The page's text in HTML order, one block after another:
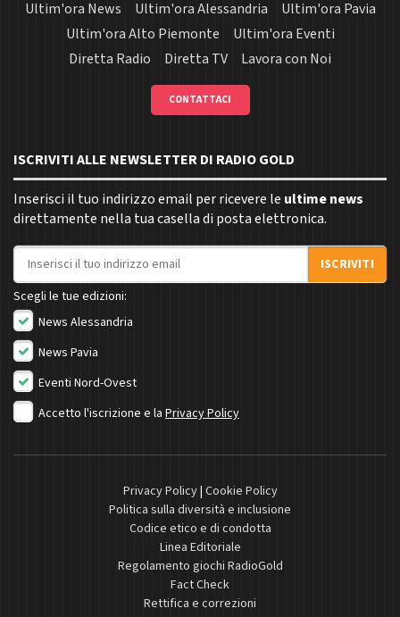
Ultim'ora News
Ultim'ora Alessandria
Ultim'ora Pavia
Ultim'ora Alto Piemonte
Ultim'ora Eventi
Diretta Radio
Diretta TV Lavora con Noi
CONTATTACI
ISCRIVITI ALLE NEWSLETTER DI RADIO GOLD
Inserisci il tuo indirizzo email per ricevere le ultime news
direttamente nella tua casella di posta elettronica.
Indirizzo email
ISCRIVITI
Scegli le tue edizioni:
News Alessandria
News Pavia
Eventi Nord-Ovest
Accetto l'iscrizione e la Privacy Policy
Privacy Policy| Cookie Policy
Politica sulla diversità e inclusione
Codice etico e di condotta
Linea Editoriale
Regolamento giochi RadioGold
Fact Check
Rettifica e correzioni